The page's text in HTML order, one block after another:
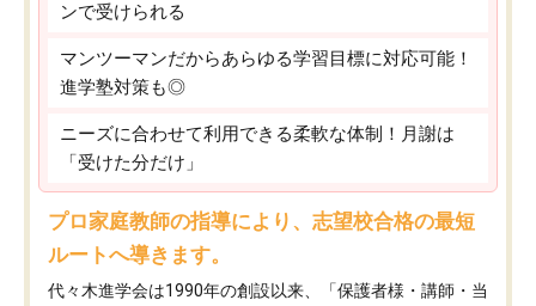
ンで受けられる
マンツーマンだからあらゆる学習目標に対応可能！
進学塾対策も◎
ニーズに合わせて利用できる柔軟な体制！月謝は
「受けた分だけ」
プロ家庭教師の指導により、志望校合格の最短
ルートへ導きます。
代々木進学会は1990年の創設以来、「保護者様・講師・当